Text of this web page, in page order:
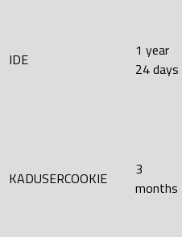
IDE
1 year
24 days
KADUSERCOOKIE
3
months